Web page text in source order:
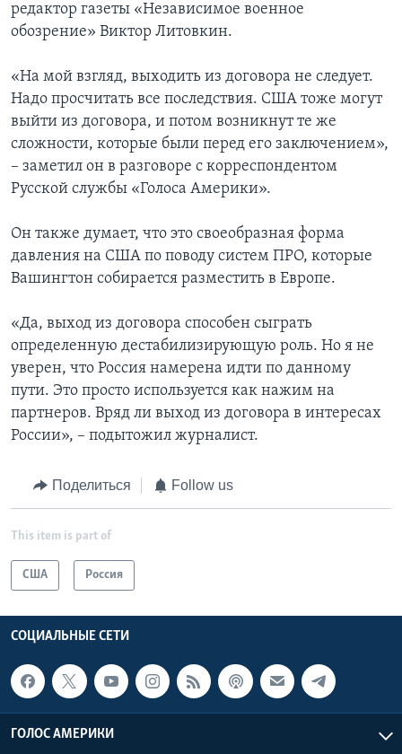
редактор газеты «Независимое военное
обозрение» Виктор Литовкин.
«На мой взгляд, выходить из договора не следует.
Надо просчитать все последствия. США тоже могут
выйти из договора, и потом возникнут те же
сложности, которые были перед его заключением»,
– заметил он в разговоре с корреспондентом
Русской службы «Голоса Америки».
Он также думает, что это своеобразная форма
давления на США по поводу систем ПРО, которые
Вашингтон собирается разместить в Европе.
«Да, выход из договора способен сыграть
определенную дестабилизирующую роль. Но я не
уверен, что Россия намерена идти по данному
пути. Это просто используется как нажим на
партнеров. Вряд ли выход из договора в интересах
России», – подытожил журналист.
Поделиться Follow us
This item is part of
США Россия
СОЦИАЛЬНЫЕ СЕТИ
ГОЛОС АМЕРИКИ